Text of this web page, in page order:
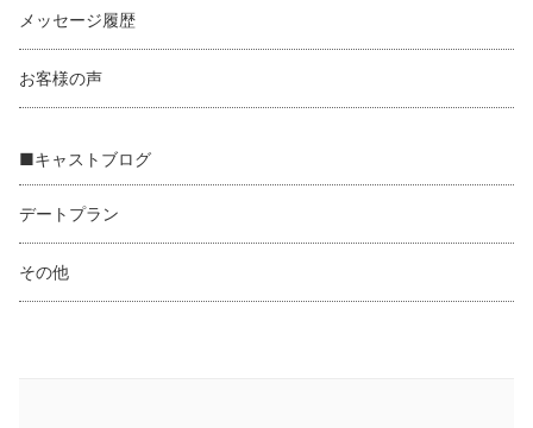
メッセージ履歴
お客様の声
■キャストブログ
デートプラン
その他